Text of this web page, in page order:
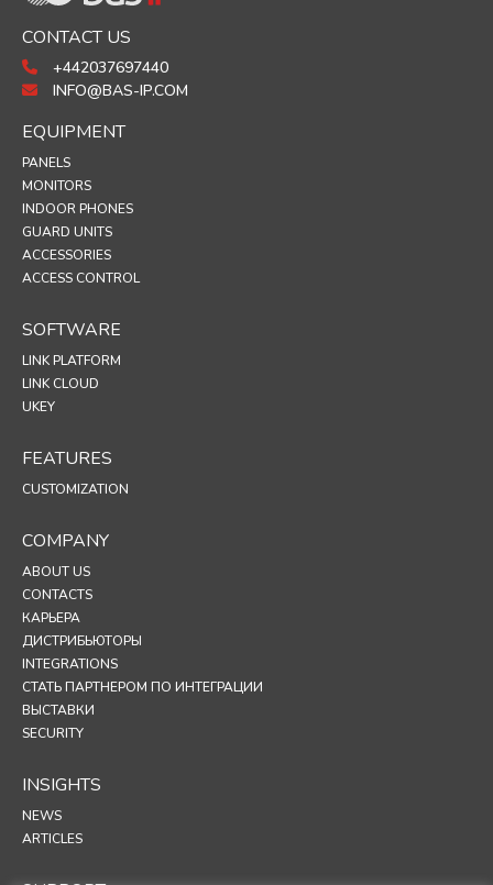
CONTACT US
+442037697440
INFO@BAS-IP.COM
EQUIPMENT
PANELS
MONITORS
INDOOR PHONES
GUARD UNITS
ACCESSORIES
ACCESS CONTROL
SOFTWARE
LINK PLATFORM
LINK CLOUD
UKEY
FEATURES
CUSTOMIZATION
COMPANY
ABOUT US
CONTACTS
КАРЬЕРА
ДИСТРИБЬЮТОРЫ
INTEGRATIONS
СТАТЬ ПАРТНЕРОМ ПО ИНТЕГРАЦИИ
ВЫСТАВКИ
SECURITY
INSIGHTS
NEWS
ARTICLES